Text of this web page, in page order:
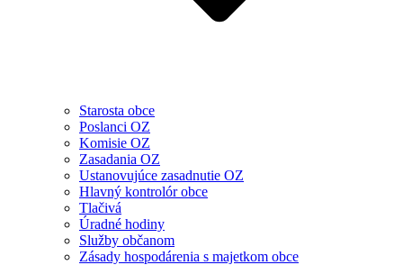
Starosta obce
Poslanci OZ
Komisie OZ
Zasadania OZ
Ustanovujúce zasadnutie OZ
Hlavný kontrolór obce
Tlačivá
Úradné hodiny
Služby občanom
Zásady hospodárenia s majetkom obce